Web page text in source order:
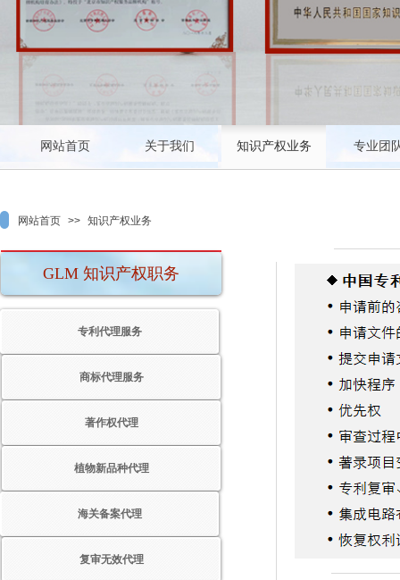
网站首页 关于我们 知识产权业务 专业团
网站首页 >> 知识产权业务
GLM 知识产权职务
专利代理服务
著作权代理
植物新品种代理
海关备案代理
复审无效代理
商标代理服务